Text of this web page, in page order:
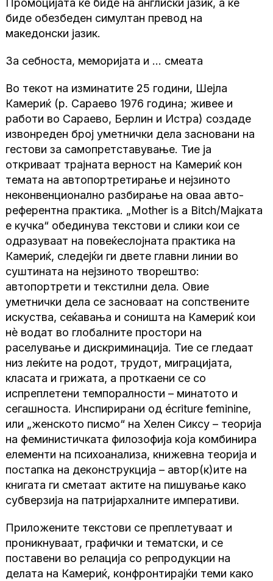
Промоцијата ќе биде на англиски јазик, а ќе
биде обезбеден симултан превод на
македонски јазик.
За себноста, меморијата и … смеата
Во текот на изминатите 25 години, Шејла
Камериќ (р. Сараево 1976 година; живее и
работи во Сараево, Берлин и Истра) создаде
извонреден број уметнички дела засновани на
гестови за самопретставување. Тие ја
откриваат трајната верност на Камериќ кон
темата на автопортретирање и нејзиното
неконвенционално разбирање на оваа авто-
референтна практика. „Mother is a Bitch/Мајката
е кучка“ обединува текстови и слики кои се
одразуваат на повеќеслојната практика на
Камериќ, следејќи ги двете главни линии во
суштината на нејзиното творештво:
автопортрети и текстилни дела. Овие
уметнички дела се засноваат на сопствените
искуства, сеќавања и соништа на Камериќ кои
нѐ водат во глобалните простори на
раселување и дискриминација. Тие се гледаат
низ леќите на родот, трудот, миграцијата,
класата и грижата, а проткаени се со
испреплетени темпоралности – минатото и
сегашноста. Инспирирани од écriture feminine,
или „женското писмо“ на Хелен Сиксу – теорија
на феминистичката филозофија која комбинира
елементи на психоанализа, книжевна теорија и
постапка на деконструкција – автор(к)ите на
книгата ги сметаат актите на пишување како
субверзија на патријархалните императиви.
Приложените текстови се преплетуваат и
проникнуваат, графички и тематски, и се
поставени во релација со репродукции на
делата на Камериќ, конфронтирајќи теми како